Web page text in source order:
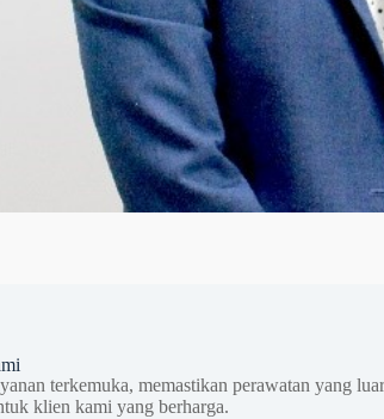
terkemuka, memastikan perawatan yang luar
klien kami yang berharga.